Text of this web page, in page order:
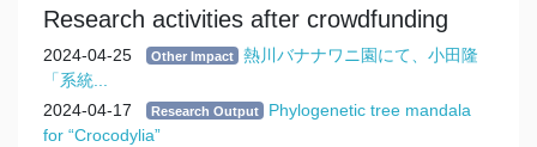
Research activities after crowdfunding
2024-04-25 Other Impact
熱川バナナワニ園にて、小田隆
「系統...
2024-04-17
Research Output
Phylogenetic tree mandala
for “Crocodylia”